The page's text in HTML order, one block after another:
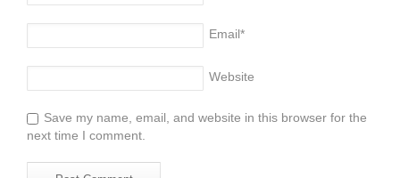
Email*
Website
Save my name, email, and website in this browser for the
next time I comment.